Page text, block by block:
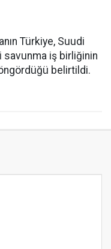
Türkiye, Suudi
savunma iş birliğinin
belirtildi.